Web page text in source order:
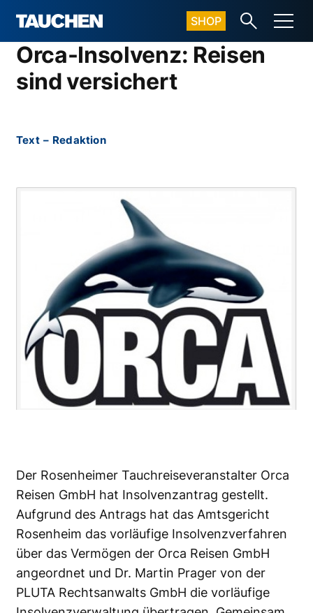
SHOP
Orca-Insolvenz: Reisen
sind versichert
Text – Redaktion
Der Rosenheimer Tauchreiseveranstalter Orca
Reisen GmbH hat Insolvenzantrag gestellt.
Aufgrund des Antrags hat das Amtsgericht
Rosenheim das vorläufige Insolvenzverfahren
über das Vermögen der Orca Reisen GmbH
angeordnet und Dr. Martin Prager von der
PLUTA Rechtsanwalts GmbH die vorläufige